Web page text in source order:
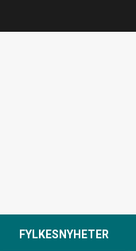
FYLKESNYHETER